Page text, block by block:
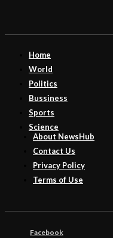
Home
World
Politics
Bussiness
Sports
Science
About NewsHub
Contact Us
Privacy Policy
Terms of Use
Facebook